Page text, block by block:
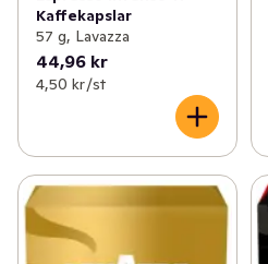
Kaffekapslar
57 g, Lavazza
44,96 kr
4,50 kr /st